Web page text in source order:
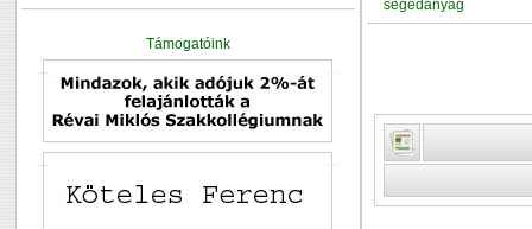
Támogatóink
segedanyag